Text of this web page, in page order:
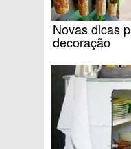
Novas dicas
decoração